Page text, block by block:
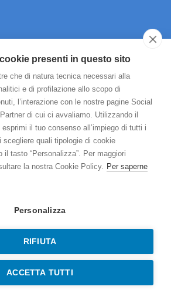
Center Lodi P.I. 07439720157
Carta dei servizi 2023
presenti in questo sito
che di natura tecnica necessari alla
e di profilazione allo scopo di
l’interazione con le nostre pagine Social
di cui ci avvaliamo. Utilizzando il
esprimi il tuo consenso all’impiego di tutti i
quali tipologie di cookie
il tasto “Personalizza”. Per maggiori
la nostra Cookie Policy. Per saperne
Personalizza
RIFIUTA
ACCETTA TUTTI